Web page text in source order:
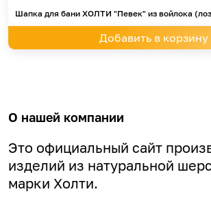
Шапка для бани ХОЛТИ "Певек" из войлока
Добавить в корзину
О нашей компании
Это официальный сайт
изделий из натуральной
марки Холти.